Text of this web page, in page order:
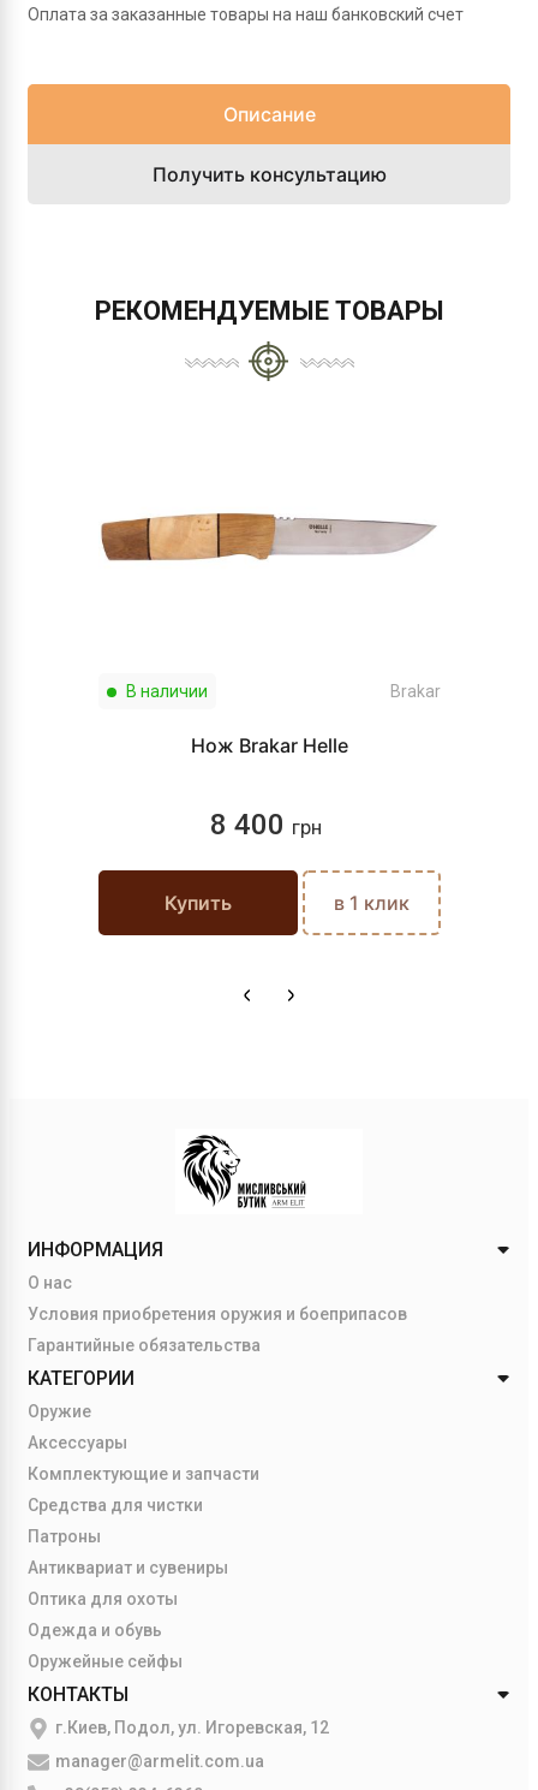
Оплата за заказанные товары на наш банковский счет
Описание
Получить консультацию
РЕКОМЕНДУЕМЫЕ ТОВАРЫ
В наличии Brakar
Нож Brakar Helle
8 400 грн
Купить в 1 клик
ИНФОРМАЦИЯ
О нас
Условия приобретения оружия и боеприпасов
Гарантийные обязательства
КАТЕГОРИИ
Оружие
Аксессуары
Комплектующие и запчасти
Средства для чистки
Патроны
Антиквариат и сувениры
Оптика для охоты
Одежда и обувь
Оружейные сейфы
КОНТАКТЫ
г.Киев, Подол, ул. Игоревская, 12
manager@armelit.com.ua